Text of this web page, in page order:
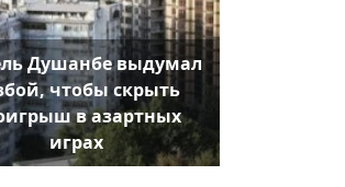
Душанбе выдумал
чтобы скрыть
в азартных
играх